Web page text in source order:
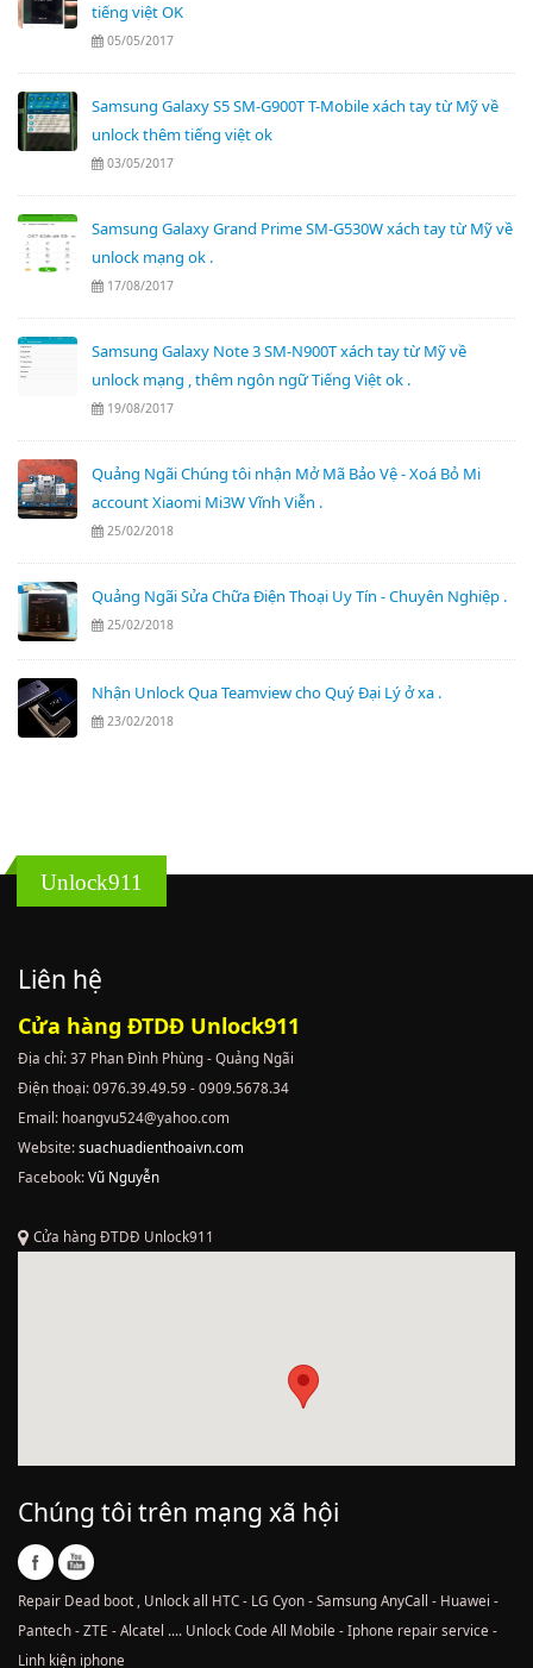
tiếng việt OK
05/05/2017
Samsung Galaxy S5 SM-G900T T-Mobile xách tay từ Mỹ về
unlock thêm tiếng việt ok
03/05/2017
Samsung Galaxy Grand Prime SM-G530W xách tay từ Mỹ về
unlock mạng ok .
17/08/2017
Samsung Galaxy Note 3 SM-N900T xách tay từ Mỹ về
unlock mạng , thêm ngôn ngữ Tiếng Việt ok .
19/08/2017
Quảng Ngãi Chúng tôi nhận Mở Mã Bảo Vệ - Xoá Bỏ Mi
account Xiaomi Mi3W Vĩnh Viễn .
25/02/2018
Quảng Ngãi Sửa Chữa Điện Thoại Uy Tín - Chuyên Nghiệp .
25/02/2018
Nhận Unlock Qua Teamview cho Quý Đại Lý ở xa .
23/02/2018
Unlock911
Liên hệ
Cửa hàng ĐTDĐ Unlock911
Địa chỉ: 37 Phan Đình Phùng - Quảng Ngãi
Điện thoại: 0976.39.49.59 - 0909.5678.34
Email: hoangvu524@yahoo.com
Website:suachuadienthoaivn.com
Facebook:Vũ Nguyễn
Cửa hàng ĐTDĐ Unlock911
Chúng tôi trên mạng xã hội
Repair Dead boot , Unlock all HTC - LG Cyon - Samsung AnyCall - Huawei -
Pantech - ZTE - Alcatel .... Unlock Code All Mobile - Iphone repair service -
Linh kiện iphone